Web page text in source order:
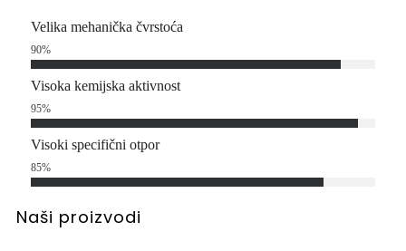
Velika mehanička čvrstoća
90%
Visoka kemijska aktivnost
95%
Visoki specifični otpor
85%
Naši proizvodi